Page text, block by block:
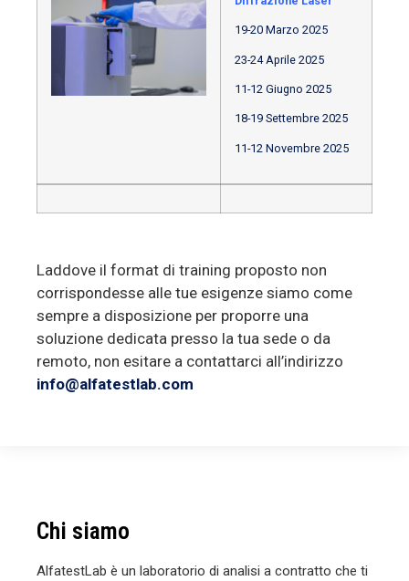
19-20 Marzo 2025
23-24 Aprile 2025
11-12 Giugno 2025
18-19 Settembre 2025
11-12 Novembre 2025
Laddove il format di training proposto non
corrispondesse alle tue esigenze siamo come
sempre a disposizione per proporre una
soluzione dedicata presso la tua sede o da
remoto, non esitare a contattarci all’indirizzo
info@alfatestlab.com
Chi siamo
AlfatestLab è un laboratorio di analisi a contratto che ti